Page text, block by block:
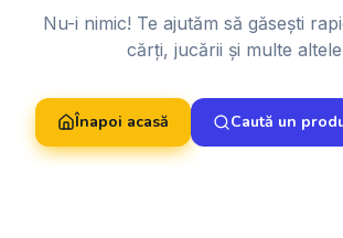
Nu-i nimic! Te ajutăm să găsești
cărți, jucării și multe
Înapoi acasă Caută un